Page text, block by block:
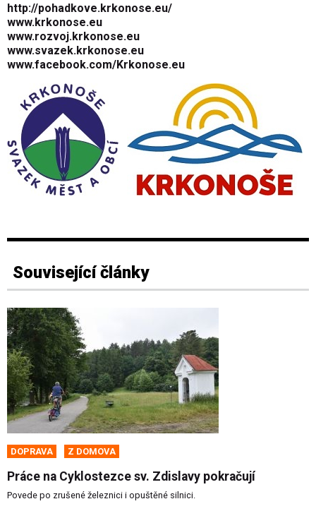
http://pohadkove.krkonose.eu/
www.krkonose.eu
www.rozvoj.krkonose.eu
www.svazek.krkonose.eu
www.facebook.com/Krkonose.eu
Související články
DOPRAVA Z DOMOVA
Práce na Cyklostezce sv. Zdislavy pokračují
Povede po zrušené železnici i opuštěné silnici.